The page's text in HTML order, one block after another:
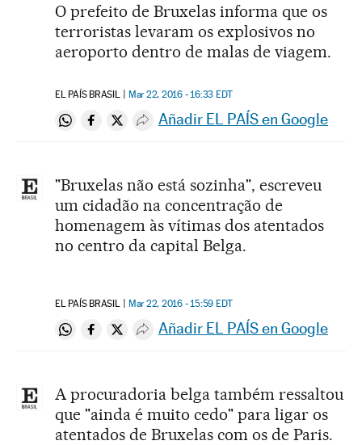
O prefeito de Bruxelas informa que os
terroristas levaram os explosivos no
aeroporto dentro de malas de viagem.
EL PAÍS BRASIL Mar 22, 2016 - 16:33 EDT
Compartir en Whatsapp
Compartir en Facebook
Compartir en Twitter
Desplegar Redes Sociales
Añadir EL PAÍS en Google
"Bruxelas não está sozinha", escreveu
um cidadão na concentração de
homenagem às vítimas dos atentados
no centro da capital Belga.
EL PAÍS BRASIL Mar 22, 2016 - 15:59 EDT
Compartir en Whatsapp
Compartir en Facebook
Compartir en Twitter
Desplegar Redes Sociales
Añadir EL PAÍS en Google
A procuradoria belga também ressaltou
que "ainda é muito cedo" para ligar os
atentados de Bruxelas com os de Paris.